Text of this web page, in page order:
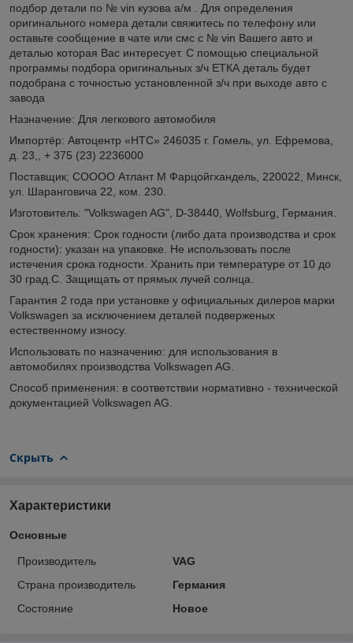
подбор детали по № vin кузова а/м . Для определения
оригинального номера детали свяжитесь по телефону или
оставьте сообщение в чате или смс с № vin Вашего авто и
деталью которая Вас интересует. С помощью специальной
программы подбора оригинальных з/ч ЕТКА деталь будет
подобрана с точностью установленной з/ч при выходе авто с
завода
Назначение: Для легкового автомобиля
Импортёр: Автоцентр «НТС» 246035 г. Гомель, ул. Ефремова,
д. 23,, + 375 (23) 2236000
Поставщик; СОООО Атлант М Фарцойгхандель, 220022, Минск,
ул. Шаранговича 22, ком. 230.
Изготовитель: "Volkswagen AG", D-38440, Wolfsburg, Германия.
Срок хранения: Срок годности (либо дата производства и срок
годности): указан на упаковке. Не использовать после
истечения срока годности. Хранить при температуре от 10 до
30 град.С. Защищать от прямых лучей солнца.
Гарантия 2 года при установке у официальных дилеров марки
Volkswagen за исключением деталей подверженых
естественному износу.
Использовать по назначению: для использования в
автомобилях производства Volkswagen AG.
Способ применения: в соответствии нормативно - технической
документацией Volkswagen AG.
Скрыть
Характеристики
Основные
Производитель
VAG
Страна производитель
Германия
Состояние
Новое